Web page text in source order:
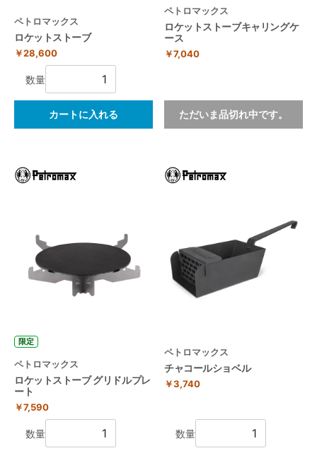
ペトロマックス
ロケットストーブ
￥28,600
数量
カートに入れる
ペトロマックス
ロケットストーブキャリングケ
ース
￥7,040
ただいま品切れ中です。
限定
ペトロマックス
ロケットストーブ グリドルプレ
ート
￥7,590
数量
ペトロマックス
チャコールショベル
￥3,740
数量